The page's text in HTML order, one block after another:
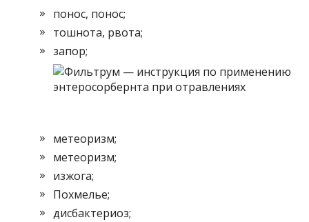
понос, понос;
тошнота, рвота;
запор;
метеоризм;
метеоризм;
изжога;
Похмелье;
дисбактериоз;